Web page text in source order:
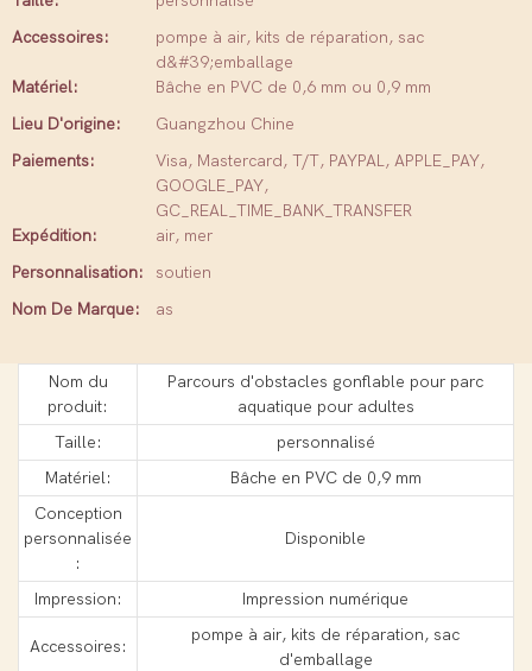
Accessoires:
pompe à air, kits de réparation, sac
d&#39;emballage
Matériel:
Bâche en PVC de 0,6 mm ou 0,9 mm
Lieu D'origine:
Guangzhou Chine
Paiements:
Visa, Mastercard, T/T, PAYPAL, APPLE_PAY,
GOOGLE_PAY,
GC_REAL_TIME_BANK_TRANSFER
Expédition:
air, mer
Personnalisation:
soutien
Nom De Marque:
as
Nom du
produit:
Parcours d'obstacles gonflable pour parc
aquatique pour adultes
Taille:
personnalisé
Matériel:
Bâche en PVC de 0,9 mm
Conception
personnalisée
:
Disponible
Impression: Impression numérique
Accessoires:
pompe à air, kits de réparation, sac
d'emballage